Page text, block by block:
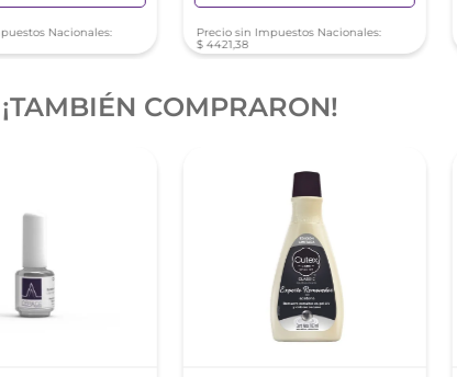
Nacionales:
Precio sin Impuestos Nacionales:
$ 4421,38
¡TAMBIÉN COMPRARON!